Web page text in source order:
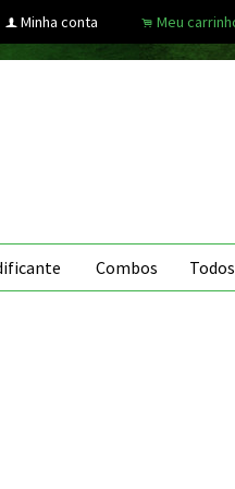
f Minha conta . Meu
Combos Todos